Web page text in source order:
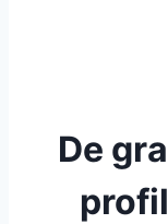
De